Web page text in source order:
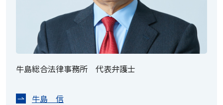
牛島総合法律事務所 代表弁護士
牛島 信